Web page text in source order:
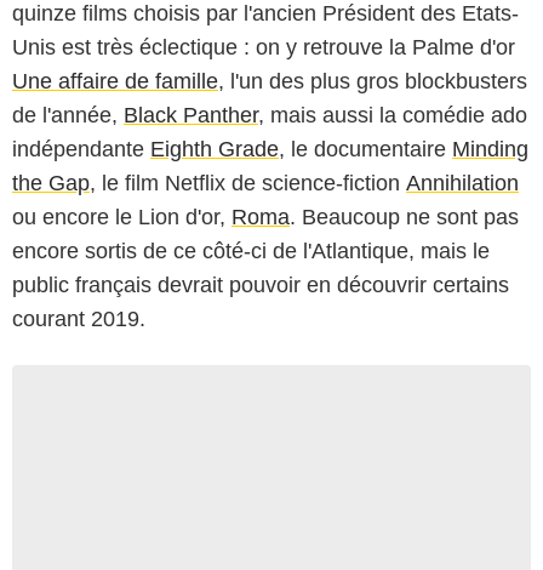
quinze films choisis par l'ancien Président des Etats-
Unis est très éclectique : on y retrouve la Palme d'or
Une affaire de famille, l'un des plus gros blockbusters
de l'année, Black Panther, mais aussi la comédie ado
indépendante Eighth Grade, le documentaire Minding
the Gap, le film Netflix de science-fiction Annihilation
ou encore le Lion d'or, Roma. Beaucoup ne sont pas
encore sortis de ce côté-ci de l'Atlantique, mais le
public français devrait pouvoir en découvrir certains
courant 2019.